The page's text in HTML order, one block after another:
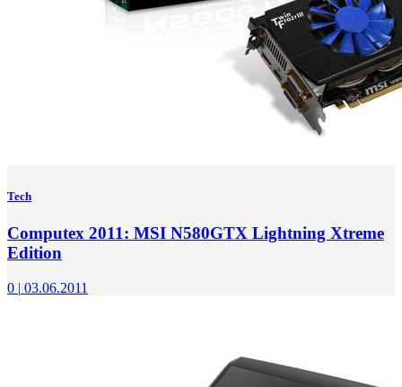
Tech
Computex 2011: MSI N580GTX Lightning Xtreme
Edition
0 | 03.06.2011